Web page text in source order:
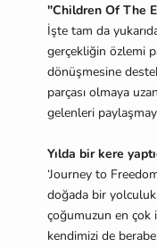
"Children Of The
İşte tam da
gerçekliğin özlemi
dönüşmesine
parçası olmaya
gelenleri
Yılda bir kere
‘Journey to
doğada bir yolculuk
çoğumuzun en çok
kendimizi de